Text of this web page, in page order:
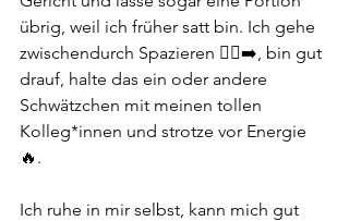
übrig, weil ich früher satt bin. Ich gehe
zwischendurch Spazieren 🚶‍♀️‍➡️, bin gut
drauf, halte das ein oder andere
Schwätzchen mit meinen tollen
Kolleg*innen und strotze vor Energie
🔥.
Ich ruhe in mir selbst, kann mich gut